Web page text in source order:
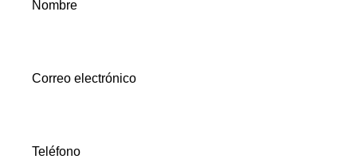
Nombre
Correo electrónico
Teléfono